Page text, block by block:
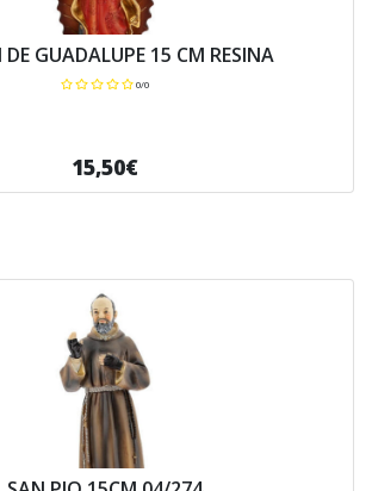
DE GUADALUPE 15 CM RESINA
0/0
15,50€